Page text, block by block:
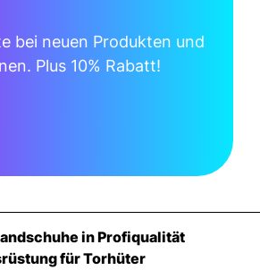
bei neuen Produkten und
Plus 10% Rabatt!
in Profiqualität
für Torhüter